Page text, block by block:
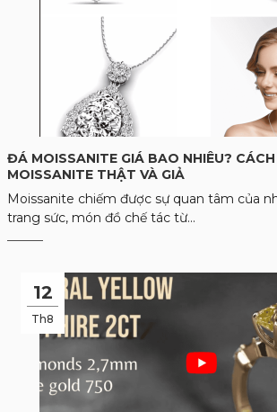
ĐÁ MOISSANITE GIÁ BAO NHIÊU?
MOISSANITE THẬT VÀ GIẢ
Moissanite chiếm được sự quan tâm của
trang sức, món đồ chế tác từ...
12
Th8